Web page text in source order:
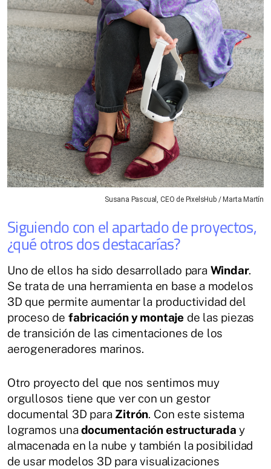
Susana Pascual, CEO de PixelsHub / Marta Martín
Siguiendo con el apartado de proyectos,
¿qué otros dos destacarías?
Uno de ellos ha sido desarrollado para Windar.
Se trata de una herramienta en base a modelos
3D que permite aumentar la productividad del
proceso de fabricación y montajede las piezas
de transición de las cimentaciones de los
aerogeneradores marinos.
Otro proyecto del que nos sentimos muy
orgullosos tiene que ver con un gestor
documental 3D para Zitrón. Con este sistema
logramos una documentación estructurada y
almacenada en la nube y también la posibilidad
de usar modelos 3D para visualizaciones